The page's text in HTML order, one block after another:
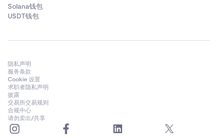
Solana钱包
USDT钱包
隐私声明
服务条款
Cookie 设置
求职者隐私声明
披露
交易所交易规则
合规中心
请勿卖出/共享